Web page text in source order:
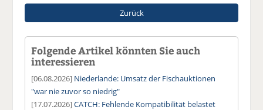
Zurück
Folgende Artikel könnten Sie auch
interessieren
[06.08.2026] Niederlande: Umsatz der Fischauktionen
"war nie zuvor so niedrig"
[17.07.2026]CATCH: Fehlende Kompatibilität belastet